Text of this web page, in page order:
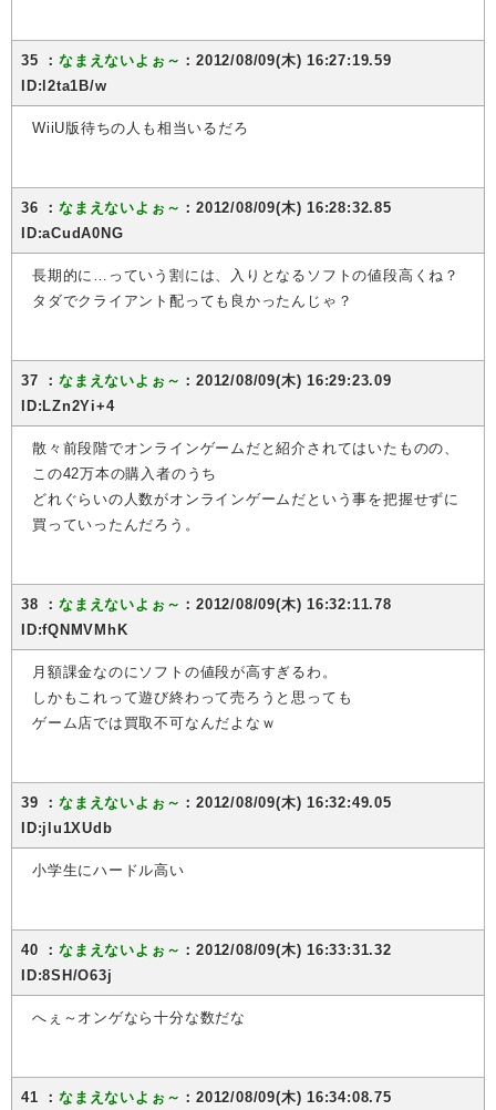
35 ：なまえないよぉ～ ：2012/08/09(木) 16:27:19.59
ID:l2ta1B/w
WiiU版待ちの人も相当いるだろ
36 ：なまえないよぉ～ ：2012/08/09(木) 16:28:32.85
ID:aCudA0NG
長期的に…っていう割には、入りとなるソフトの値段高くね？
タダでクライアント配っても良かったんじゃ？
37 ：なまえないよぉ～ ：2012/08/09(木) 16:29:23.09
ID:LZn2Yi+4
散々前段階でオンラインゲームだと紹介されてはいたものの、
この42万本の購入者のうち
どれぐらいの人数がオンラインゲームだという事を把握せずに
買っていったんだろう。
38 ：なまえないよぉ～ ：2012/08/09(木) 16:32:11.78
ID:fQNMVMhK
月額課金なのにソフトの値段が高すぎるわ。
しかもこれって遊び終わって売ろうと思っても
ゲーム店では買取不可なんだよなｗ
39 ：なまえないよぉ～ ：2012/08/09(木) 16:32:49.05
ID:jlu1XUdb
小学生にハードル高い
40 ：なまえないよぉ～ ：2012/08/09(木) 16:33:31.32
ID:8SH/O63j
へぇ～オンゲなら十分な数だな
41 ：なまえないよぉ～ ：2012/08/09(木) 16:34:08.75